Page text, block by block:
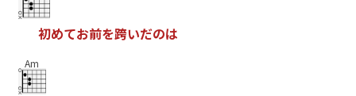
初めてお前を跨いだのは
Am